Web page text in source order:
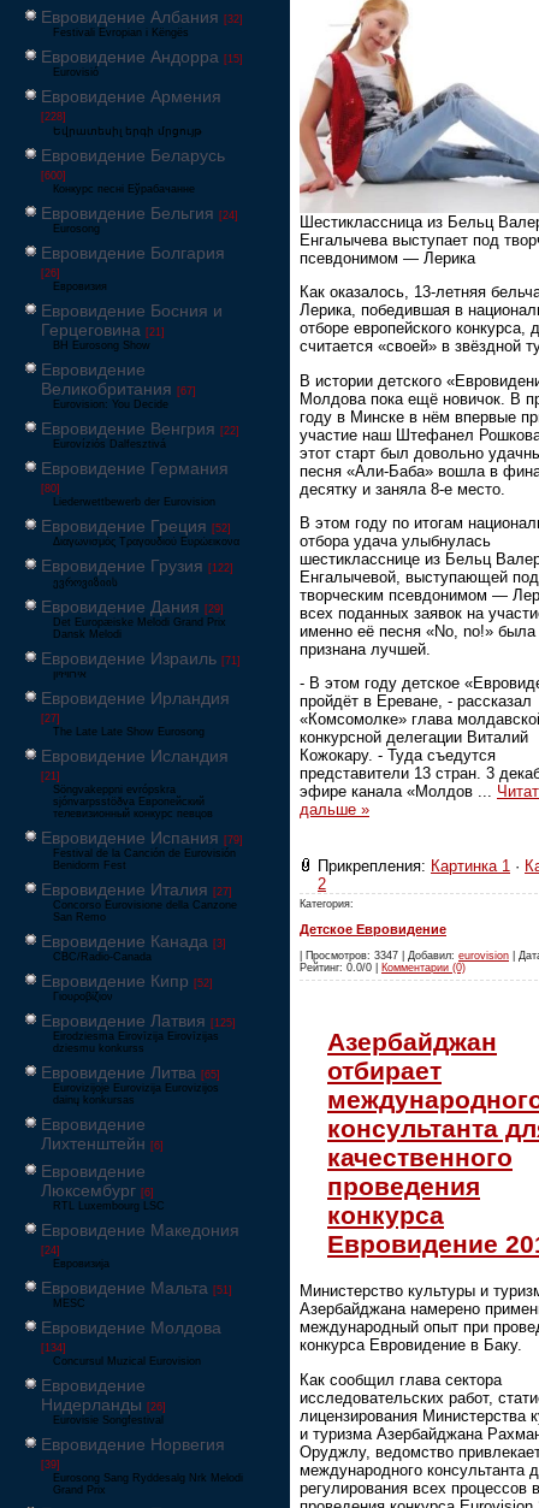
Евровидение Албания [32]
Festivali Evropian i Këngës
Евровидение Андорра [15]
Eurovisió
Евровидение Армения
[228]
Եվրատեսիլ երգի մրցույթ
Евровидение Беларусь
[600]
Конкурс песні Еўрабачанне
Евровидение Бельгия [24]
Eurosong
Евровидение Болгария
[26]
Евровизия
Евровидение Босния и
Герцеговина [21]
BH Eurosong Show
Евровидение
Великобритания [67]
Eurovision: You Decide
Евровидение Венгрия [22]
Eurovíziós Dalfesztivá
Евровидение Германия
[80]
Liederwettbewerb der Eurovision
Евровидение Греция [52]
Διαγωνισμός Τραγουδιού Ευρώεικονα
Евровидение Грузия [122]
ევროვიზიის
Евровидение Дания [29]
Det Europæiske Melodi Grand Prix
Dansk Melodi
Евровидение Израиль [71]
‏אירוויזיון
Евровидение Ирландия
[27]
The Late Late Show Eurosong
Евровидение Исландия
[21]
Söngvakeppni evrópskra
sjónvarpsstöðva Европейский
телевизионный конкурс певцов
Евровидение Испания [79]
Festival de la Canción de Eurovisión
Benidorm Fest
Евровидение Италия [27]
Concorso Eurovisione della Canzone
San Remo
Евровидение Канада [3]
CBC/Radio-Canada
Евровидение Кипр [52]
Γιουροβίζιον
Евровидение Латвия [125]
Eirodziesma Eirovīzija Eirovīzijas
dziesmu konkurss
Евровидение Литва [65]
Eurovizijoje Eurovizija Eurovizijos
dainų konkursas
Евровидение
Лихтенштейн [6]
Евровидение
Люксембург [6]
RTL Luxembourg LSC
Евровидение Македония
[24]
Евровизија
Евровидение Мальта [51]
MESC
Евровидение Молдова
[134]
Concursul Muzical Eurovision
Евровидение
Нидерланды [26]
Eurovisie Songfestival
Евровидение Норвегия
[39]
Eurosong Sang Ryddesalg Nrk Melodi
Grand Prix
Шестиклассница из Бельц
Енгалычева выступает под
псевдонимом — Лерика
Как оказалось, 13-летняя
Лерика, победившая в
отборе европейского конкурса,
считается «своей» в звёздной
В истории детского
Молдова пока ещё новичок. В
году в Минске в нём впервые
участие наш Штефанел
этот старт был довольно
песня «Али-Баба» вошла в
десятку и заняла 8-е место.
В этом году по итогам
отбора удача улыбнулась
шестикласснице из Бельц
Енгалычевой, выступающей под
творческим псевдонимом —
всех поданных заявок на
именно её песня «No, no!» была
признана лучшей.
- В этом году детское
пройдёт в Ереване, - рассказал
«Комсомолке» глава
конкурсной делегации Виталий
Кожокару. - Туда съедутся
представители 13 стран. 3
эфире канала «Молдов ...
дальше »
Прикрепления: Картинка 1 ·
2
Категория:
Детское Евровидение
| Просмотров: 3347 | Добавил: eurovision |
Рейтинг: 0.0/0 | Комментарии (0)
Азербайджан
отбирает
консультанта
качественного
проведения
конкурса
Евровидение
Министерство культуры и
Азербайджана намерено
международный опыт при
конкурса Евровидение в Баку.
Как сообщил глава сектора
исследовательских работ,
лицензирования Министерства
и туризма Азербайджана
Оруджлу, ведомство
международного консультанта
регулирования всех процессов